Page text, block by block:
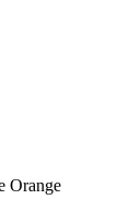
Orange